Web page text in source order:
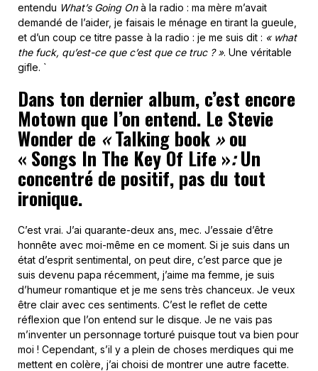
entendu What’s Going Onà la radio : ma mère m’avait
demandé de l’aider, je faisais le ménage en tirant la gueule,
et d’un coup ce titre passe à la radio : je me suis dit : « what
the fuck, qu’est-ce que c’est que ce truc ? ». Une véritable
gifle. `
Dans ton dernier album, c’est encore
Motown que l’on entend. Le Stevie
Wonder de «Talking book »ou
« Songs In The Key Of Life »:Un
concentré de positif, pas du tout
ironique.
C’est vrai. J’ai quarante-deux ans, mec. J’essaie d’être
honnête avec moi-même en ce moment. Si je suis dans un
état d’esprit sentimental, on peut dire, c’est parce que je
suis devenu papa récemment, j’aime ma femme, je suis
d’humeur romantique et je me sens très chanceux. Je veux
être clair avec ces sentiments. C’est le reflet de cette
réflexion que l’on entend sur le disque. Je ne vais pas
m’inventer un personnage torturé puisque tout va bien pour
moi ! Cependant, s’il y a plein de choses merdiques qui me
mettent en colère, j’ai choisi de montrer une autre facette.